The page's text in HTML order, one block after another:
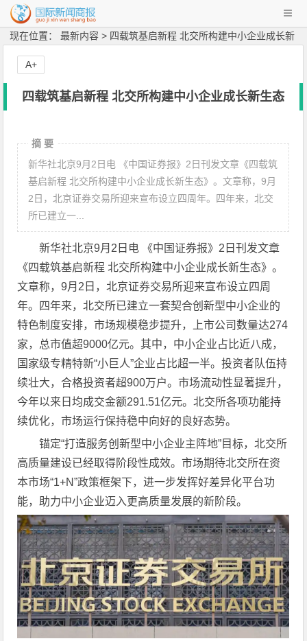
现在位置： 最新内容 > 四载筑基启新程 北交所构建中小企业成长新
四载筑基启新程 北交所构建中小企业成长新生态
摘 要
新华社北京9月2日电 《中国证券报》2日刊发文章《四载筑
基启新程 北交所构建中小企业成长新生态》。文章称，9月
2日，北京证券交易所迎来宣布设立四周年。四年来，北交
所已建立一...
新华社北京9月2日电 《中国证券报》2日刊发文章
《四载筑基启新程 北交所构建中小企业成长新生态》。
文章称，9月2日，北京证券交易所迎来宣布设立四周
年。四年来，北交所已建立一套契合创新型中小企业的
特色制度安排，市场规模稳步提升，上市公司数量达274
家，总市值超9000亿元。其中，中小企业占比近八成，
国家级专精特新“小巨人”企业占比超一半。投资者队伍持
续壮大，合格投资者超900万户。市场流动性显著提升，
今年以来日均成交金额291.51亿元。北交所各项功能持
续优化，市场运行保持稳中向好的良好态势。
锚定“打造服务创新型中小企业主阵地”目标，北交所
高质量建设已经取得阶段性成效。市场期待北交所在资
本市场“1+N”政策框架下，进一步发挥好差异化平台功
能，助力中小企业迈入更高质量发展的新阶段。
A+